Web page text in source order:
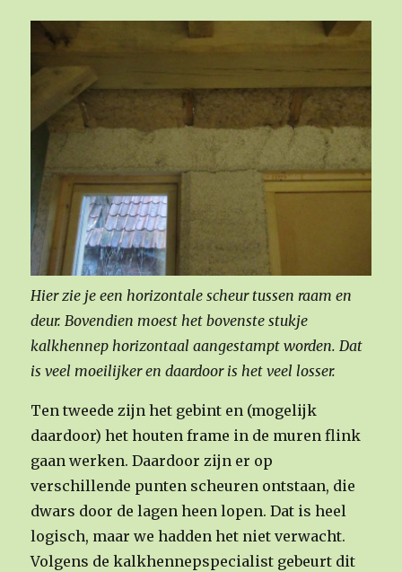
Hier zie je een horizontale scheur tussen raam en
deur. Bovendien moest het bovenste stukje
kalkhennep horizontaal aangestampt worden. Dat
is veel moeilijker en daardoor is het veel losser.
Ten tweede zijn het gebint en (mogelijk
daardoor) het houten frame in de muren flink
gaan werken. Daardoor zijn er op
verschillende punten scheuren ontstaan, die
dwars door de lagen heen lopen. Dat is heel
logisch, maar we hadden het niet verwacht.
Volgens de kalkhennepspecialist gebeurt dit